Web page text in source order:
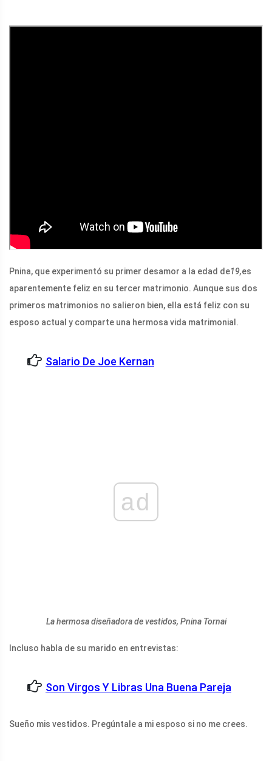
Pnina, que experimentó su primer desamor a la edad de19,es
aparentemente feliz en su tercer matrimonio. Aunque sus dos
primeros matrimonios no salieron bien, ella está feliz con su
esposo actual y comparte una hermosa vida matrimonial.
Salario De Joe Kernan
ad
La hermosa diseñadora de vestidos, Pnina Tornai
Incluso habla de su marido en entrevistas:
Son Virgos Y Libras Una Buena Pareja
Sueño mis vestidos. Pregúntale a mi esposo si no me crees.